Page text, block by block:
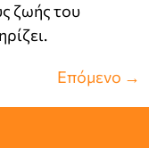
ζωής του
Επόμενο →